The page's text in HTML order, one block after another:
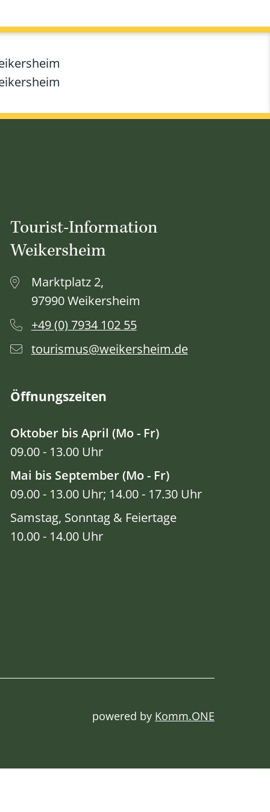
Tourist-Information
Weikersheim
Marktplatz 2,
97990 Weikersheim
+49 (0) 7934 102 55
tourismus@weikersheim.de
Öffnungszeiten
Oktober bis April (Mo - Fr)
09.00 - 13.00 Uhr
Mai bis September (Mo - Fr)
09.00 - 13.00 Uhr; 14.00 - 17.30 Uhr
Samstag, Sonntag & Feiertage
10.00 - 14.00 Uhr
powered by Komm.ONE